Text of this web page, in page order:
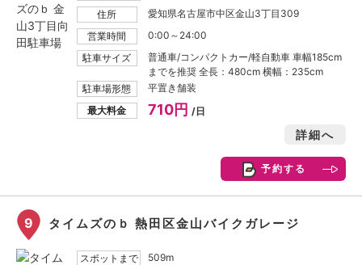
住所
愛知県名古屋市中区金山3丁目309
営業時間
0:00～24:00
駐車サイズ
普通車/コンパクトカー/軽自動車 車幅185cm
までを推奨 全長：480cm 横幅：235cm
駐車場形態
平置き舗装
最大料金
710円/日
詳細へ
予約する
9 タイムズのｂ 熱田区金山バイクガレージ
スポットまで
509m